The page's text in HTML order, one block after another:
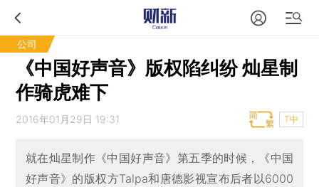
公司
《中国好声音》版权陷纠纷 灿星制
作骑虎难下
2016年01月29日 19:31 T中
就在灿星制作《中国好声音》第五季的时候，《中国
好声音》的版权方Talpa和唐德影视宣布后者以6000